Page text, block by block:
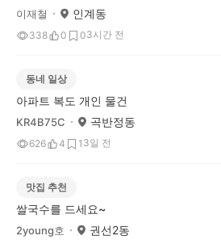
이재철 인계동
338 0 03시간 전
동네 일상
아파트 복도 개인 물건
KR4B75C 곡반정동
626 4 1 3일 전
맛집 추천
쌀국수를 드세요~
2young호 권선2동